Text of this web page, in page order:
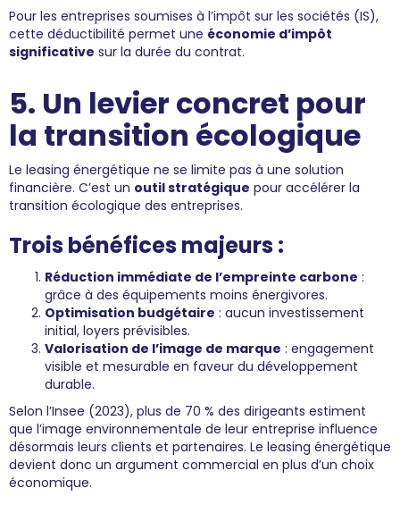
Pour les entreprises soumises à l’impôt sur les sociétés (IS),
cette déductibilité permet une économie d’impôt
significative sur la durée du contrat.
5. Un levier concret pour
la transition écologique
Le leasing énergétique ne se limite pas à une solution
financière. C’est un outil stratégique pour accélérer la
transition écologique des entreprises.
Trois bénéfices majeurs :
Réduction immédiate de l’empreinte carbone :
grâce à des équipements moins énergivores.
Optimisation budgétaire : aucun investissement
initial, loyers prévisibles.
Valorisation de l’image de marque : engagement
visible et mesurable en faveur du développement
durable.
Selon l’Insee (2023), plus de 70 % des dirigeants estiment
que l’image environnementale de leur entreprise influence
désormais leurs clients et partenaires. Le leasing énergétique
devient donc un argument commercial en plus d’un choix
économique.